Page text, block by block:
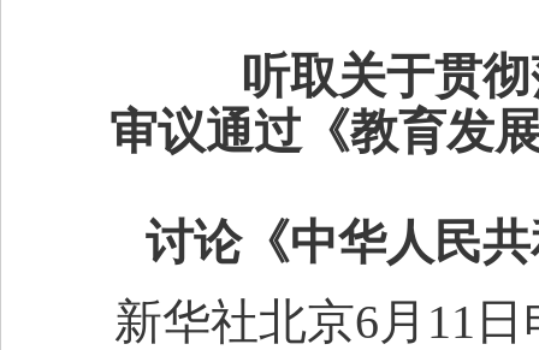
听取关于贯
审议通过《教育发
讨论《中华人民
新华社北京6月11